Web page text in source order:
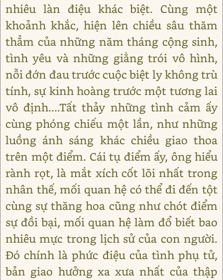
nhiêu làn điệu khác biệt. Cùng một
khoảnh khắc, hiện lên chiều sâu thăm
thẳm của những năm tháng cộng sinh,
tình yêu và những giằng trói vô hình,
nỗi đớn đau trước cuộc biệt ly không trù
tính, sự kinh hoàng trước một tương lai
vô định....Tất thảy những tình cảm ấy
cùng phóng chiếu một lần, như những
luồng ánh sáng khác chiều giao thoa
trên một điểm. Cái tụ điểm ấy, ông hiểu
rành rọt, là mắt xích cốt lõi nhất trong
nhân thế, mối quan hệ có thể đi đến tột
cùng sự thăng hoa cũng như chót điểm
sự đồi bại, mối quan hệ làm đổ biết bao
nhiêu mực trong lịch sử của con người.
Đó chính là phức điệu của tình phụ tử,
bản giao hưởng xa xưa nhất của thập